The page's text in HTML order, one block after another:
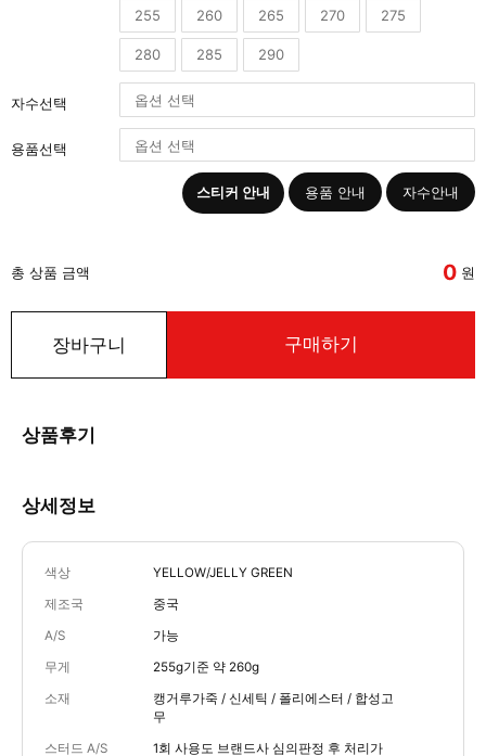
255 260 265 270 275
280 285 290
자수선택
용품선택
스티커 안내 용품 안내 자수안내
총 상품 금액 0 원
장바구니 구매하기
상품후기
상세정보
색상 YELLOW/JELLY GREEN
제조국 중국
A/S 가능
무게 255g기준 약 260g
소재
캥거루가죽 / 신세틱 / 폴리에스터 / 합성고
무
스터드 A/S
1회 사용도 브랜드사 심의판정 후 처리가